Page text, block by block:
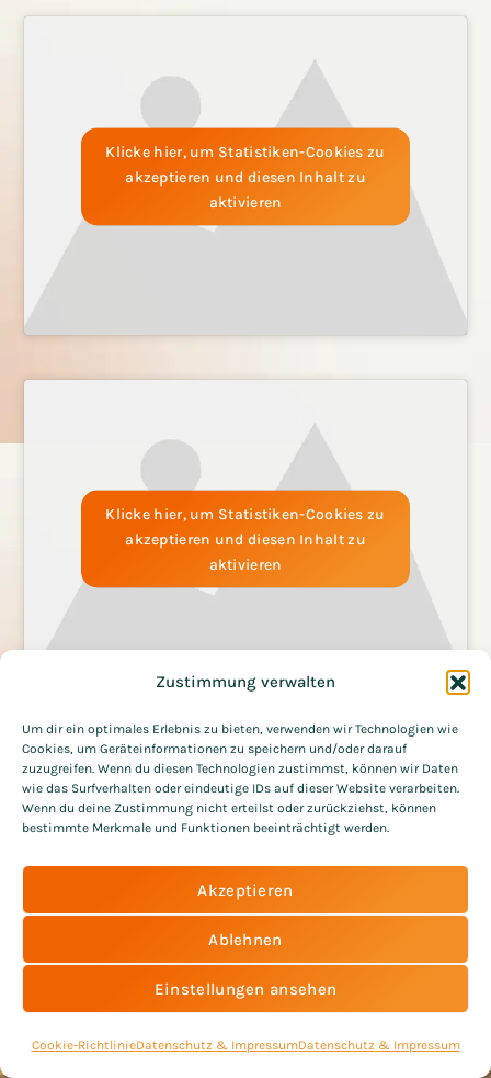
Zustimmung verwalten
Um dir ein optimales Erlebnis zu bieten, verwenden wir Technologien wie
Cookies, um Geräteinformationen zu speichern und/oder darauf
zuzugreifen. Wenn du diesen Technologien zustimmst, können wir Daten
wie das Surfverhalten oder eindeutige IDs auf dieser Website verarbeiten.
Wenn du deine Zustimmung nicht erteilst oder zurückziehst, können
bestimmte Merkmale und Funktionen beeinträchtigt werden.
Akzeptieren
Ablehnen
Einstellungen ansehen
Cookie-RichtlinieDatenschutz & ImpressumDatenschutz & Impressum
Klicke hier, um Statistiken-Cookies zu
akzeptieren und diesen Inhalt zu
aktivieren
Klicke hier, um Statistiken-Cookies zu
akzeptieren und diesen Inhalt zu
aktivieren
Matzke gilt in der Akkordeon-
Szene als das, was David Garrett
mit seiner Geige ist: ein
Superstar.
Pforzheimer Zeitung